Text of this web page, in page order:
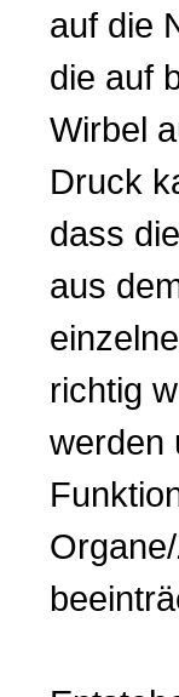
auf die
die auf
Wirbel
Druck
dass
aus
richtig
werden